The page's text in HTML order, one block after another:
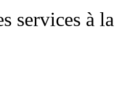
services à